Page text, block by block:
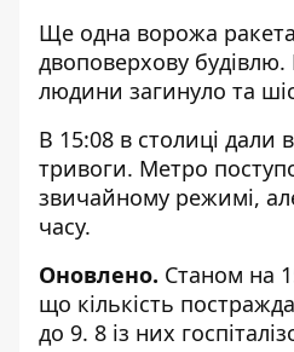
Ще одна ворожа
двоповерхову будівлю.
людини загинуло та
В 15:08 в столиці дали
тривоги. Метро
звичайному режимі,
часу.
Оновлено. Станом на
що кількість
до 9. 8 із них